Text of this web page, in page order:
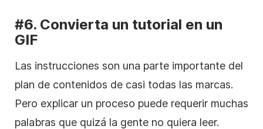
#6. Convierta un tutorial en un
GIF
Las instrucciones son una parte importante del
plan de contenidos de casi todas las marcas.
Pero explicar un proceso puede requerir muchas
palabras que quizá la gente no quiera leer.